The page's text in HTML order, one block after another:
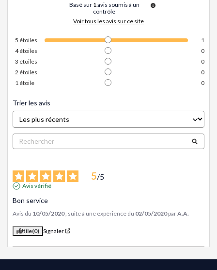
Basé sur 1 avis soumis à un
contrôle
Voir tous les avis sur ce site
5 étoiles
1
4étoiles
0
3 étoiles
0
2 étoiles
0
1 étoile 0
Trier les avis
5/5
Avis vérifié
Bon service
Avis du 10/05/2020 , suite à une expérience du 02/05/2020 parA.A.
Utile(0) Signaler